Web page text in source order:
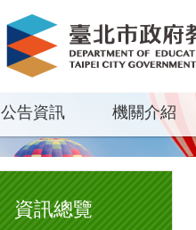
公告資訊 機關介紹
資訊總覽